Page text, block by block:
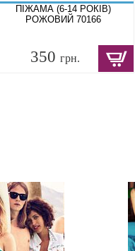
ПІЖАМА (6-14 РОКІВ)
РОЖОВИЙ 70166
350 грн.